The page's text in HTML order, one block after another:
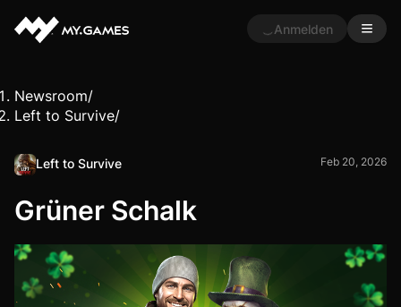
Anmelden
Newsroom/
Left to Survive/
Left to Survive Feb 20, 2026
Grüner Schalk